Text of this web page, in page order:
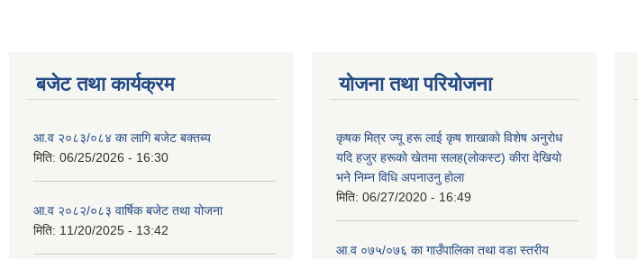
बजेट तथा कार्यक्रम
आ.व २०८३/०८४ का लागि बजेट बक्तब्य
मिति: 06/25/2026 - 16:30
आ.व २०८२/०८३ वार्षिक बजेट तथा योजना
मिति: 11/20/2025 - 13:42
योजना तथा परियोजना
कृषक मित्र ज्यू हरू लाई कृष शाखाकाे विशेष अनुराेध
यदि हजुर हरूकाे खेतमा सलह(लाेकस्ट) कीरा देखियाे
भने निम्न विधि अपनाउनु हाेला
मिति: 06/27/2020 - 16:49
आ‍.व ०७५/०७६ का गाउँपालिका तथा वडा स्तरीय